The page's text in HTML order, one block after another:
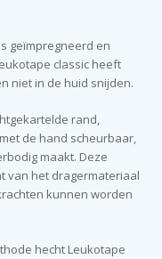
geïmpregneerd en
classic heeft
niet in de huid snijden.
rand,
de hand scheurbaar,
maakt. Deze
van het dragermateriaal
kunnen worden
hecht Leukotape